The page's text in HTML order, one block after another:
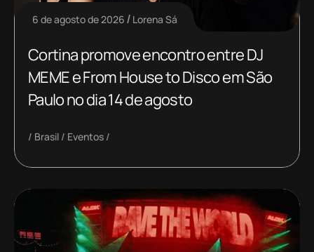
6 de agosto de 2026 Lorena Sá
Cortina promove encontro entre DJ
MEME e From House to Disco em São
Paulo no dia 14 de agosto
Brasil Eventos